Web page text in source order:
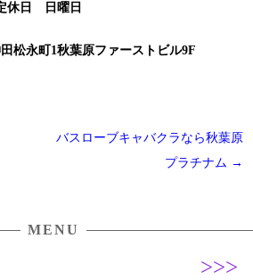
休日 日曜日
松永町1秋葉原ファーストビル9F
バスローブキャバクラなら秋葉原
プラチナム →
MENU